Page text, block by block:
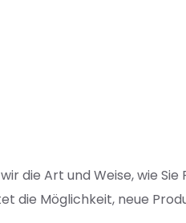
die Art und Weise, wie
die Möglichkeit, neue